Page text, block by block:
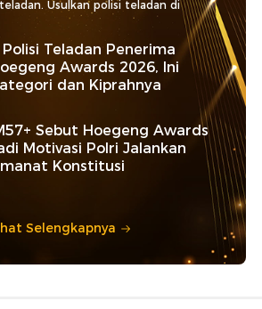
Usulkan polisi teladan di
Teladan Penerima
Awards 2026, Ini
dan Kiprahnya
Sebut Hoegeng Awards
Motivasi Polri Jalankan
Konstitusi
Selengkapnya